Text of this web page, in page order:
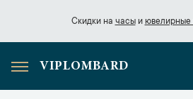
Скидки на часыи ювелирные
Скидки начасы
VIPLOMBARD